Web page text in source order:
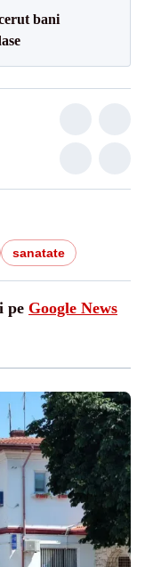
bani
sanatate
pe Google News